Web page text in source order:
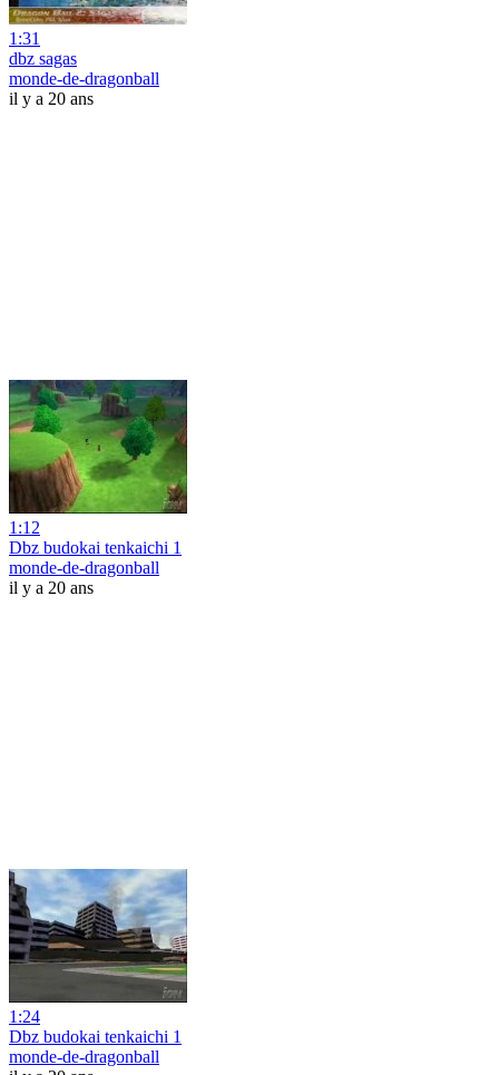
1:31
dbz sagas
monde-de-dragonball
il y a 20 ans
1:12
Dbz budokai tenkaichi 1
monde-de-dragonball
il y a 20 ans
1:24
Dbz budokai tenkaichi 1
monde-de-dragonball